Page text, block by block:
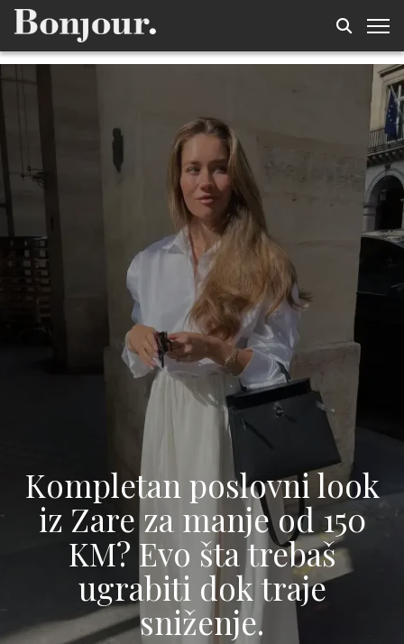
Kompletan poslovni look
iz Zare za manje od 150
KM? Evo šta trebaš
ugrabiti dok traje
sniženje.